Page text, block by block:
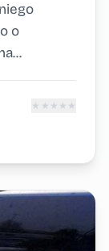
o
★ ★ ★ ★ ★